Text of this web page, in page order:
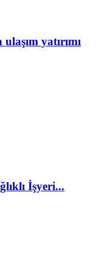
yatırımı
İşyeri...